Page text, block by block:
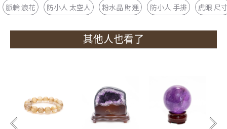
脈輪 浪花
防小人 太空人 粉水晶 財運 防小人 手排 虎眼 尺
其他人也看了